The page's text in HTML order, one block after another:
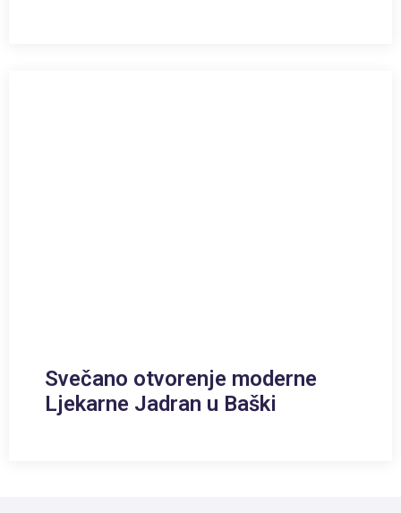
Svečano otvorenje moderne
Ljekarne Jadran u Baški